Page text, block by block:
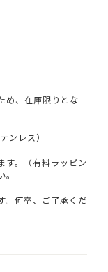
め、在庫限りとな
ンレス）
す。（有料ラッピン
。何卒、ご了承くだ